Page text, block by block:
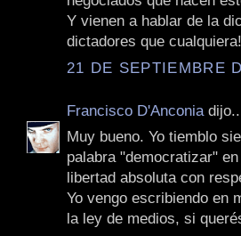
Y vienen a hablar de la
dictadores que
21 DE SEPTIEMBRE
Francisco D'Anconia
Muy bueno. Yo tiemblo
palabra "democratizar"
libertad absoluta con
Yo vengo escribiendo en
la ley de medios, si